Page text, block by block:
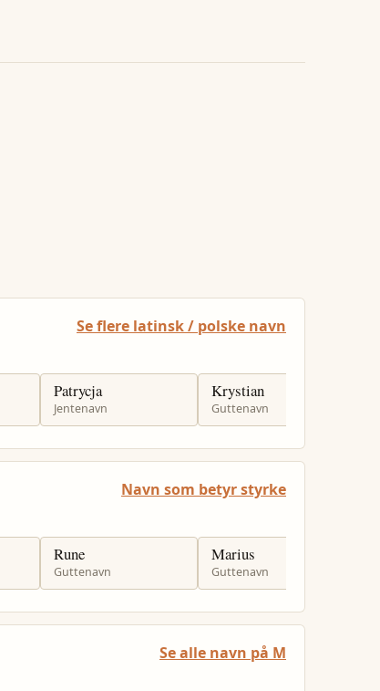
Se flere latinsk / polske navn
Patrycja
Jentenavn
Krystian
Guttenavn
Navn som betyr styrke
Rune
Guttenavn
Marius
Guttenavn
Se alle navn på M